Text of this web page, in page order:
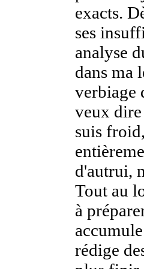
exacts.
ses
analyse
dans ma
verbiage
veux
suis
d'autrui,
Tout au
à
rédige